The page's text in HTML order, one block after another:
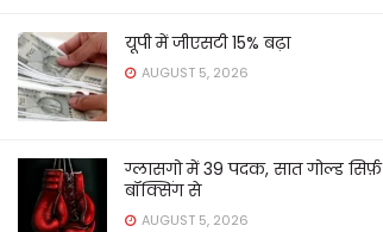
यूपी में जीएसटी 15% बढ़ा
AUGUST 5, 2026
ग्लासगो में 39 पदक, सात गोल्ड सिर्फ़
बॉक्सिंग से
AUGUST 5, 2026